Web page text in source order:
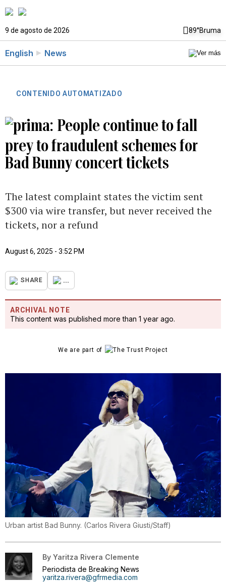
9 de agosto de 2026 89°Bruma
English News
CONTENIDO AUTOMATIZADO
People continue to fall
prey to fraudulent schemes for
Bad Bunny concert tickets
The latest complaint states the victim sent
$300 via wire transfer, but never received the
tickets, nor a refund
August 6, 2025 - 3:52 PM
SHARE ...
ARCHIVAL NOTE
This content was published more than 1 year ago.
We are part of
Urban artist Bad Bunny. (Carlos Rivera Giusti/Staff)
By Yaritza Rivera Clemente
Periodista de Breaking News
yaritza.rivera@gfrmedia.com